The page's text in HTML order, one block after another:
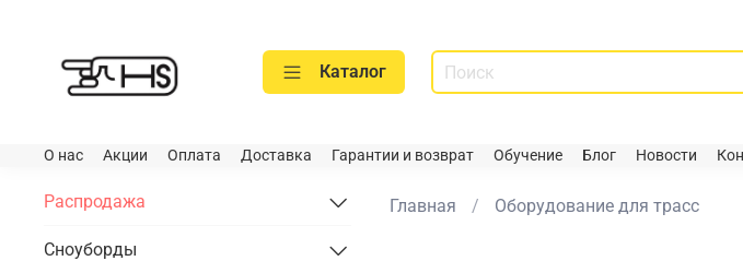
Каталог
О нас Акции Оплата Доставка Гарантии и возврат Обучение Блог Новости
Главная Оборудование для трасс
Распродажа
Сноуборды